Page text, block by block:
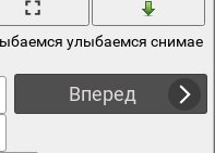
улыбаемся
Вперед